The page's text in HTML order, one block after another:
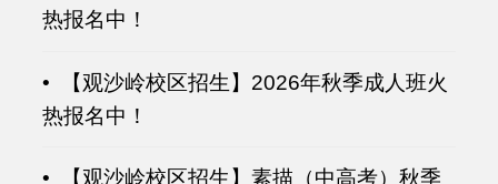
热报名中！
• 【观沙岭校区招生】2026年秋季成人班火
热报名中！
• 【观沙岭校区招生】素描（中高考）秋季